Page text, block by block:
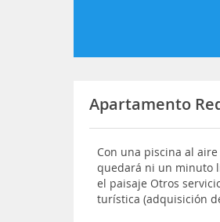
Apartamento
Con una piscina al
quedará ni un minuto
el paisaje Otros
turística (adquisición